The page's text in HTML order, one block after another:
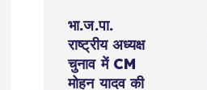
भा.ज.पा.
राष्ट्रीय अध्यक्ष
चुनाव में CM
मोहन यादव की